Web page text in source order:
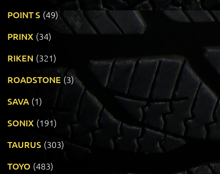
POINT S (49)
PRINX (34)
RIKEN (321)
ROADSTONE (3)
SAVA (1)
SONIX (191)
TAURUS (303)
TOYO (483)